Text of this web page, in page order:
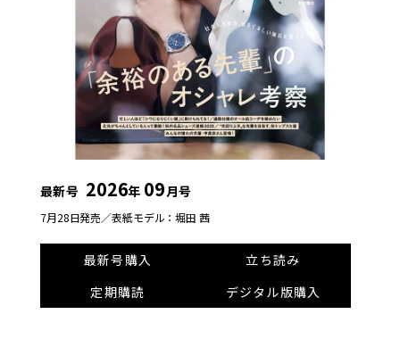
最新号 2026年 09月号
7月28日発売／表紙モデル：堀田 茜
最新号購入
立ち読み
定期購読
デジタル版購入